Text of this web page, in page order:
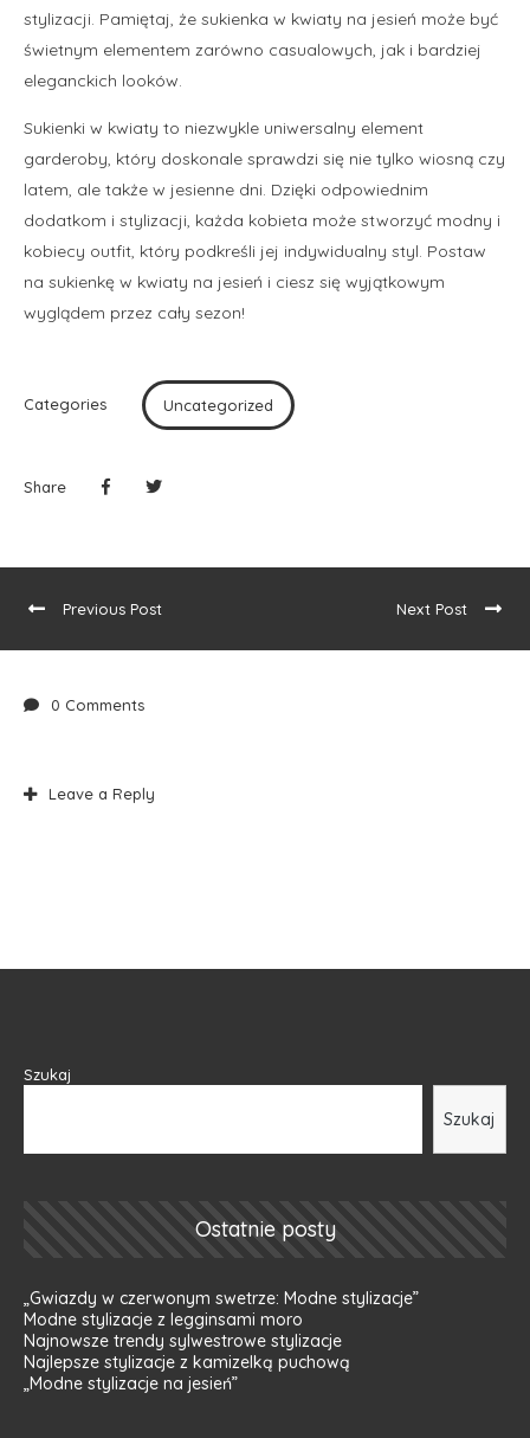
stylizacji. Pamiętaj, że sukienka w kwiaty na jesień może być
świetnym elementem zarówno casualowych, jak i bardziej
eleganckich looków.
Sukienki w kwiaty to niezwykle uniwersalny element
garderoby, który doskonale sprawdzi się nie tylko wiosną czy
latem, ale także w jesienne dni. Dzięki odpowiednim
dodatkom i stylizacji, każda kobieta może stworzyć modny i
kobiecy outfit, który podkreśli jej indywidualny styl. Postaw
na sukienkę w kwiaty na jesień i ciesz się wyjątkowym
wyglądem przez cały sezon!
Categories Uncategorized
Share
Previous Post Next Post
0 Comments
Leave a Reply
Szukaj
Szukaj
Ostatnie posty
„Gwiazdy w czerwonym swetrze: Modne stylizacje”
Modne stylizacje z legginsami moro
Najnowsze trendy sylwestrowe stylizacje
Najlepsze stylizacje z kamizelką puchową
„Modne stylizacje na jesień”